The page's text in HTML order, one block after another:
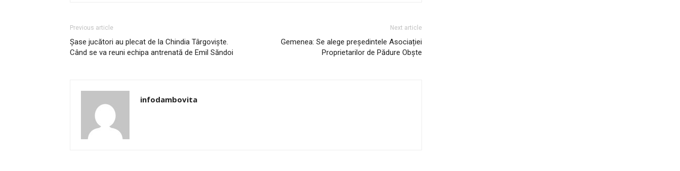
Previous article
Șase jucători au plecat de la Chindia Târgoviște.
Când se va reuni echipa antrenată de Emil Săndoi
Next article
Gemenea: Se alege președintele Asociației
Proprietarilor de Pădure Obște
infodambovita